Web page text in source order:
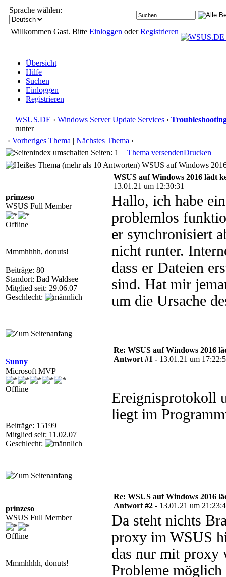
Sprache wählen:
Willkommen Gast. Bitte Einloggen oderRegistrieren
Übersicht
Hilfe
Suchen
Einloggen
Registrieren
WSUS.DE › Windows Server Update Services ›
runter
‹ Vorheriges Thema | Nächstes Thema ›
Seiten: 1
Thema versendenDrucken
WSUS auf Windows
prinzeso
WSUS Full Member
Offline
Mmmhhhh, donuts!
Beiträge: 80
Standort: Bad Waldsee
Mitglied seit: 29.06.07
Geschlecht:
WSUS auf Windows 2016 lädt
13.01.21 um 12:30:31
Hallo, ich habe
problemlos
er synchronisiert
nicht runter.
dass er Dateien
sind. Hat mir
um die Ursache
Sunny
Microsoft MVP
Offline
Beiträge: 15199
Mitglied seit: 11.02.07
Geschlecht:
Re: WSUS auf Windows 2016
Antwort #1 - 13.01.21 um
Ereignisprotokoll
liegt im
prinzeso
WSUS Full Member
Offline
Mmmhhhh, donuts!
Re: WSUS auf Windows 2016
Antwort #2 - 13.01.21 um
Da steht nichts
proxy im WSUS
das nur mit proxy
Probleme